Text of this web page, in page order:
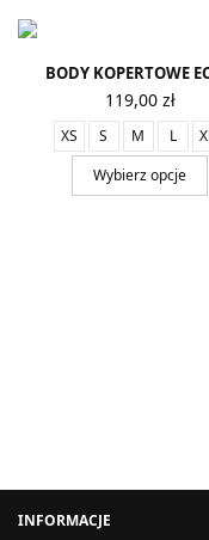
BODY KOPERTOWE
119,00 zł
XS S M L
Wybierz opcje
INFORMACJE